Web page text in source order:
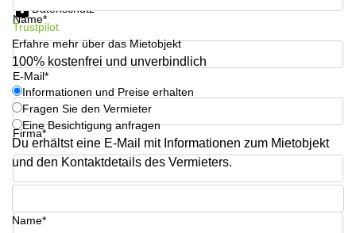
Basel
Büro
mieten
Luzern
Business
Center
Zürich
Business
Center
Center
29 Basel
Zugerstrasse
32 Baar
Glärnischstrasse
13 Wil
Werftestrasse
4 Luzern
Name*
E-Mail*
Firma*
Telefon*
Datenschutz
Trustpilot
Erfahre mehr über das Mietobjekt
100% kostenfrei und unverbindlich
Informationen und Preise erhalten
Fragen Sie den Vermieter
Eine Besichtigung anfragen
Du erhältst eine E-Mail mit Informationen zum Mietobjekt
und den Kontaktdetails des Vermieters.
Name*